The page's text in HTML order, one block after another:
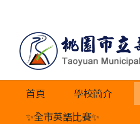
內
首頁 學校簡介
✨全市英語比賽✨